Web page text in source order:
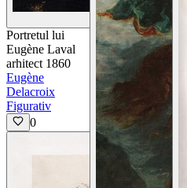
Portretul lui
Eugène Laval
arhitect 1860
Eugène
Delacroix
Figurativ
0